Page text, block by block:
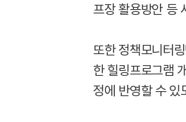
프장 활용방안 등
또한 정책모니터
한 힐링프로그램
정에 반영할 수 있